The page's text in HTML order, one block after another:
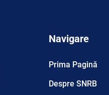
Navigare
Prima Pagină
Despre SNRB